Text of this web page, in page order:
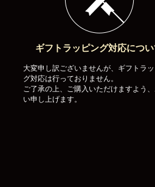
ギフトラッピング対応につい
大変申し訳ございませんが、ギフトラ
グ対応は行っておりません。
ご了承の上、ご購入いただけますよう
い申し上げます。